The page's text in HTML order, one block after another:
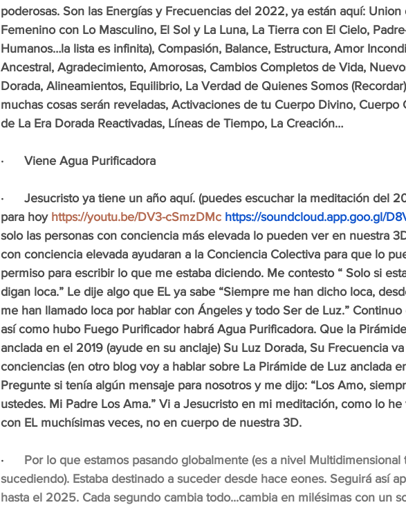
poderosas. Son las Energías y Frecuencias del 2022, ya están aquí: Union
Femenino con Lo Masculino, El Sol y La Luna, La Tierra con El Cielo,
Humanos…la lista es infinita), Compasión, Balance, Estructura, Amor
Ancestral, Agradecimiento, Amorosas, Cambios Completos de Vida,
Dorada, Alineamientos, Equilibrio, La Verdad de Quienes Somos
muchas cosas serán reveladas, Activaciones de tu Cuerpo Divino, Cuerpo
de La Era Dorada Reactivadas, Líneas de Tiempo, La Creación…
·      Viene Agua Purificadora
·      Jesucristo ya tiene un año aquí. (puedes escuchar la meditación del
para hoy https://youtu.be/DV3-cSmzDMc https://soundcloud.app.goo.gl/
solo las personas con conciencia más elevada lo pueden ver en nuestra
con conciencia elevada ayudaran a la Conciencia Colectiva para que lo
permiso para escribir lo que me estaba diciendo. Me contesto “ Solo si
digan loca.” Le dije algo que EL ya sabe “Siempre me han dicho loca,
me han llamado loca por hablar con Ángeles y todo Ser de Luz.”
así como hubo Fuego Purificador habrá Agua Purificadora. Que la
anclada en el 2019 (ayude en su anclaje) Su Luz Dorada, Su Frecuencia
conciencias (en otro blog voy a hablar sobre La Pirámide de Luz anclada
Pregunte si tenía algún mensaje para nosotros y me dijo: “Los Amo,
ustedes. Mi Padre Los Ama.” Vi a Jesucristo en mi meditación, como lo he
con EL muchísimas veces, no en cuerpo de nuestra 3D.
· Por lo que estamos pasando globalmente (es a nivel Multidimensional
sucediendo). Estaba destinado a suceder desde hace eones. Seguirá así
hasta el 2025. Cada segundo cambia todo...cambia en milésimas con un